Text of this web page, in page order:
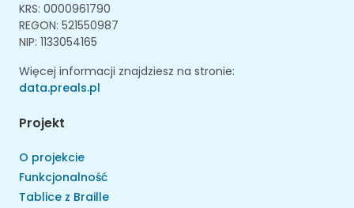
KRS: 0000961790
REGON: 521550987
NIP: 1133054165
Więcej informacji znajdziesz na stronie:
data.preals.pl
Projekt
O projekcie
Funkcjonalność
Tablice z Braille